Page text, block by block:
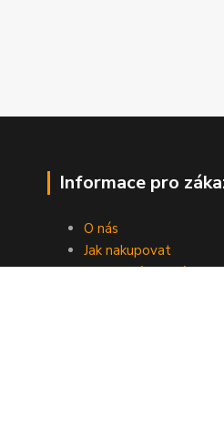
Informace pro
O nás
Jak nakupovat
Obchodní podmínky